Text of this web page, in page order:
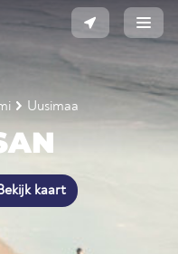
Uusimaa
kaart